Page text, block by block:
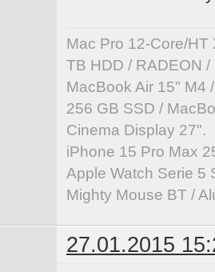
Mac Pro 12-Core/
TB HDD / RADEON
MacBook Air 15" M4
256 GB SSD /
Cinema Display 27".
iPhone 15 Pro Max
Apple Watch Serie 5
Mighty Mouse BT /
27.01.2015